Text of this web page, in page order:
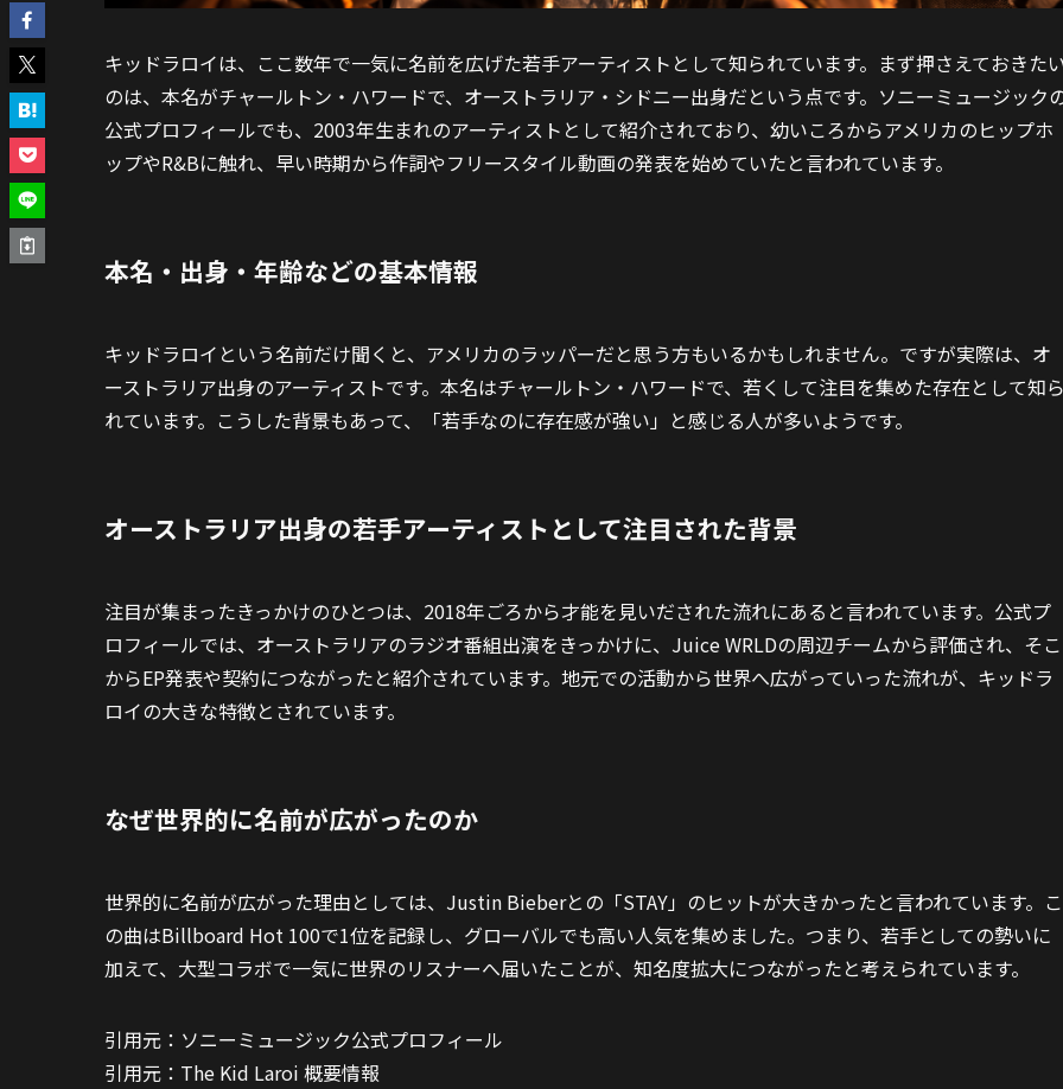
キッドラロイは、ここ数年で一気に名前を広げた若手アーティストとして知られています。まず押さえておきた
のは、本名がチャールトン・ハワードで、オーストラリア・シドニー出身だという点です。ソニーミュージック
公式プロフィールでも、2003年生まれのアーティストとして紹介されており、幼いころからアメリカのヒップホ
ップやR&Bに触れ、早い時期から作詞やフリースタイル動画の発表を始めていたと言われています。
本名・出身・年齢などの基本情報
キッドラロイという名前だけ聞くと、アメリカのラッパーだと思う方もいるかもしれません。ですが実際は、オ
ーストラリア出身のアーティストです。本名はチャールトン・ハワードで、若くして注目を集めた存在として知
れています。こうした背景もあって、「若手なのに存在感が強い」と感じる人が多いようです。
オーストラリア出身の若手アーティストとして注目された背景
注目が集まったきっかけのひとつは、2018年ごろから才能を見いだされた流れにあると言われています。公式プ
ロフィールでは、オーストラリアのラジオ番組出演をきっかけに、Juice WRLDの周辺チームから評価され、そこ
からEP発表や契約につながったと紹介されています。地元での活動から世界へ広がっていった流れが、キッドラ
ロイの大きな特徴とされています。
なぜ世界的に名前が広がったのか
世界的に名前が広がった理由としては、Justin Bieberとの「STAY」のヒットが大きかったと言われています。こ
の曲はBillboard Hot 100で1位を記録し、グローバルでも高い人気を集めました。つまり、若手としての勢いに
加えて、大型コラボで一気に世界のリスナーへ届いたことが、知名度拡大につながったと考えられています。
引用元：ソニーミュージック公式プロフィール
引用元：The Kid Laroi 概要情報